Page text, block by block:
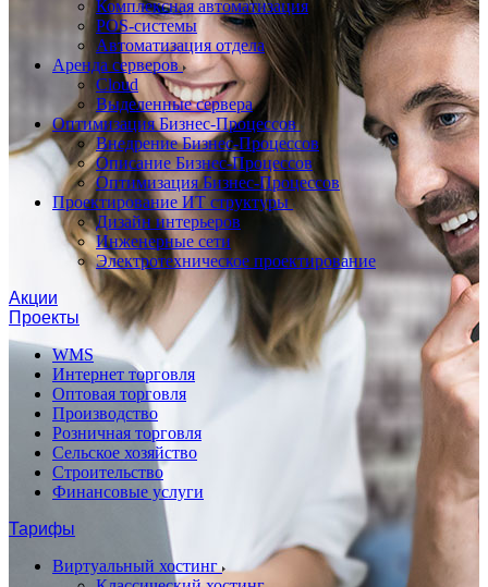
Комплексная автоматизация
POS-системы
Автоматизация отдела
Аренда серверов
Cloud
Выделенные сервера
Оптимизация Бизнес-Процессов
Внедрение Бизнес-Процессов
Описание Бизнес-Процессов
Оптимизация Бизнес-Процессов
Проектирование ИТ структуры
Дизайн интерьеров
Инженерные сети
Электротехническое проектирование
Акции
Проекты
WMS
Интернет торговля
Оптовая торговля
Производство
Розничная торговля
Сельское хозяйство
Строительство
Финансовые услуги
Тарифы
Виртуальный хостинг